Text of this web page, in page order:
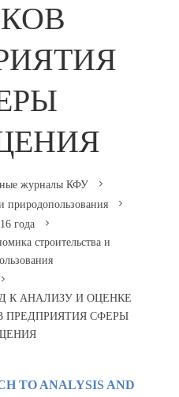
журналы КФУ
природопользования
года
строительства и
К АНАЛИЗУ И ОЦЕНКЕ
СФЕРЫ
TO ANALYSIS AND